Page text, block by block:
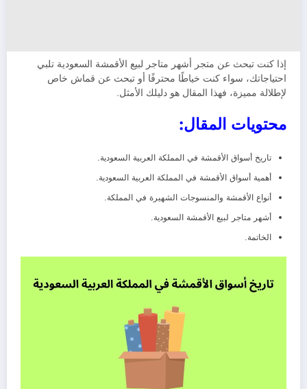
إذا كنت تبحث عن متجر أشهر متاجر لبيع الأقمشة السعودية تلبي
احتياجاتك، سواء كنت خياطًا محترفًا أو تبحث عن قماش خاص
لإطلالة مميزة، فهذا المقال هو دليلك الأمثل.
محتويات المقال:
تاريخ أسواق الأقمشة في المملكة العربية السعودية.
أهمية أسواق الأقمشة في المملكة العربية السعودية.
أنواع الأقمشة والمنسوجات الشهيرة في المملكة.
أشهر متاجر لبيع الأقمشة السعودية.
الخاتمة.